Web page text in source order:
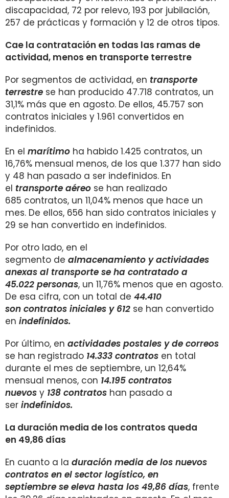
discapacidad, 72 por relevo, 193 por jubilación,
257 de prácticas y formación y 12 de otros tipos.
Cae la contratación en todas las ramas de
actividad, menos en transporte terrestre
Por segmentos de actividad, en transporte
terrestre se han producido 47.718 contratos, un
31,1% más que en agosto. De ellos, 45.757 son
contratos iniciales y 1.961 convertidos en
indefinidos.
En el marítimo ha habido 1.425 contratos, un
16,76% mensual menos, de los que 1.377 han sido
y 48 han pasado a ser indefinidos. En
el transporte aéreo se han realizado
685 contratos, un 11,04% menos que hace un
mes. De ellos, 656 han sido contratos iniciales y
29 se han convertido en indefinidos.
Por otro lado, en el
segmento de almacenamiento y actividades
anexas al transporte se ha contratado a
45.022 personas, un 11,76% menos que en agosto.
De esa cifra, con un total de 44.410
son contratos iniciales y 612 se han convertido
en indefinidos.
Por último, en actividades postales y de correos
se han registrado 14.333 contratos en total
durante el mes de septiembre, un 12,64%
mensual menos, con 14.195 contratos
nuevos y 138 contratos han pasado a
ser indefinidos.
La duración media de los contratos queda
en 49,86 días
En cuanto a la duración media de los nuevos
contratos en el sector logístico, en
septiembre se eleva hasta los 49,86 días, frente